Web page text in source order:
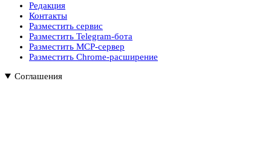
Редакция
Контакты
Разместить сервис
Разместить Telegram-бота
Разместить MCP-сервер
Разместить Chrome-расширение
Соглашения